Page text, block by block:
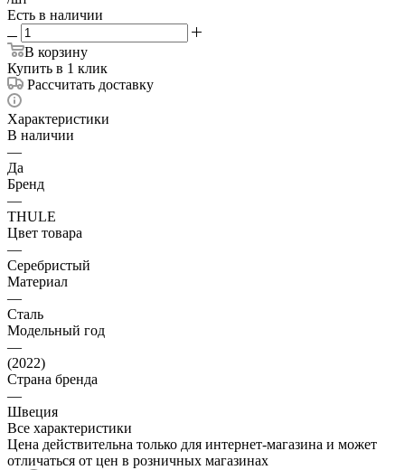
Есть в наличии
В корзину
Купить в 1 клик
Рассчитать доставку
Характеристики
В наличии
—
Да
Бренд
—
THULE
Цвет товара
—
Серебристый
Материал
—
Сталь
Модельный год
—
(2022)
Страна бренда
—
Швеция
Все характеристики
Цена действительна только для интернет-магазина и может
отличаться от цен в розничных магазинах